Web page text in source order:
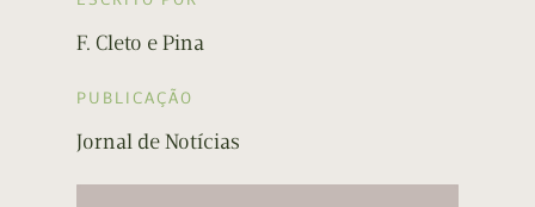
F. Cleto e Pina
PUBLICAÇÃO
Jornal de Notícias